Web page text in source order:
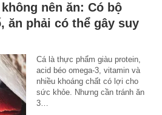
nên ăn: Có bộ
ăn phải có thể gây suy
Cá là thực phẩm giàu protein,
acid béo omega-3, vitamin và
nhiều khoáng chất có lợi cho
sức khỏe. Nhưng cần tránh ăn
3…